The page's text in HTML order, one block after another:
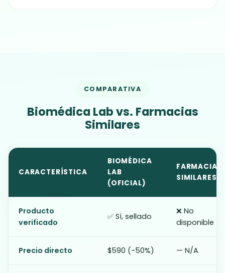
COMPARATIVA
Biomédica Lab vs. Farmacias
Similares
CARACTERÍSTICA
BIOMÉDICA
LAB
(OFICIAL)
FARMACIAS
SIMILARES
Producto
verificado
✅ Sí, sellado
❌ No
disponible
Precio directo $590 (-50%) — N/A